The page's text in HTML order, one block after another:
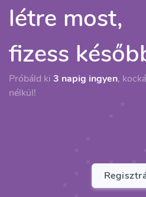
létre most,
fizess
Próbáld ki 3 napig ingyen,
nélkül!